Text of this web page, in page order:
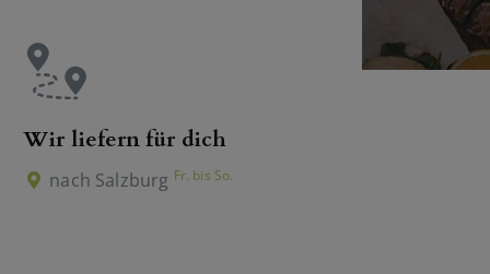
Wir liefern für dich
nach Salzburg Fr. bis So.